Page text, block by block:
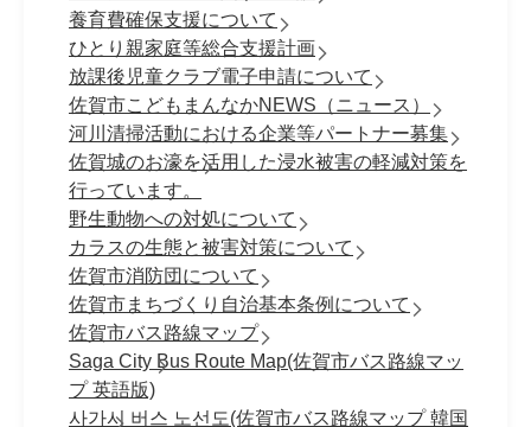
養育費確保支援について
ひとり親家庭等総合支援計画
放課後児童クラブ電子申請について
佐賀市こどもまんなかNEWS（ニュース）
河川清掃活動における企業等パートナー募集
佐賀城のお濠を活用した浸水被害の軽減対策を
行っています。
野生動物への対処について
カラスの生態と被害対策について
佐賀市消防団について
佐賀市まちづくり自治基本条例について
佐賀市バス路線マップ
Saga City Bus Route Map(佐賀市バス路線マッ
プ 英語版)
사가시 버스 노선도(佐賀市バス路線マップ 韓国